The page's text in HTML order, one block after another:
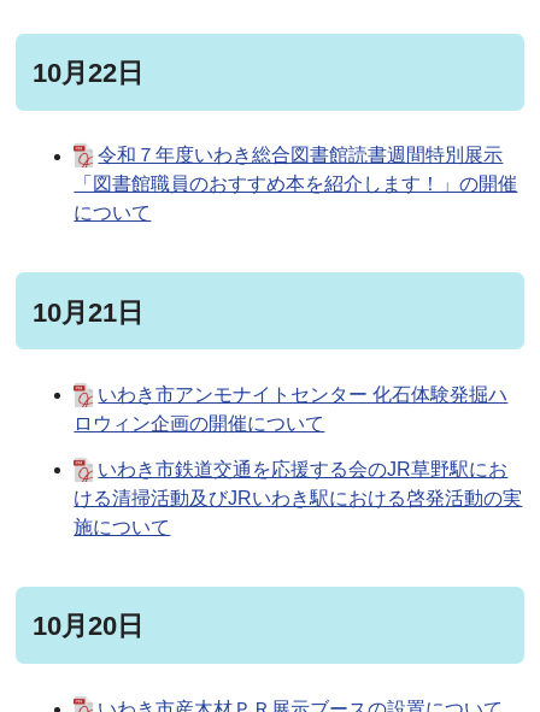
10月22日
令和７年度いわき総合図書館読書週間特別展示
「図書館職員のおすすめ本を紹介します！」の開催
について
10月21日
いわき市アンモナイトセンター 化石体験発掘ハ
ロウィン企画の開催について
いわき市鉄道交通を応援する会のJR草野駅にお
ける清掃活動及びJRいわき駅における啓発活動の実
施について
10月20日